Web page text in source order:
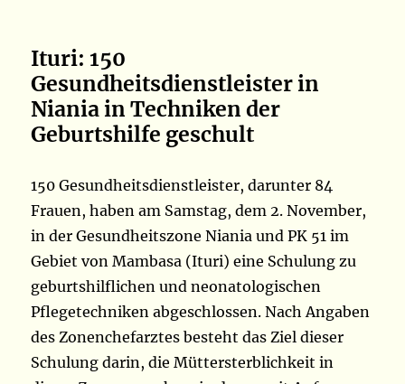
Ituri: 150
Gesundheitsdienstleister in
Niania in Techniken der
Geburtshilfe geschult
150 Gesundheitsdienstleister, darunter 84
Frauen, haben am Samstag, dem 2. November,
in der Gesundheitszone Niania und PK 51 im
Gebiet von Mambasa (Ituri) eine Schulung zu
geburtshilflichen und neonatologischen
Pflegetechniken abgeschlossen. Nach Angaben
des Zonenchefarztes besteht das Ziel dieser
Schulung darin, die Müttersterblichkeit in